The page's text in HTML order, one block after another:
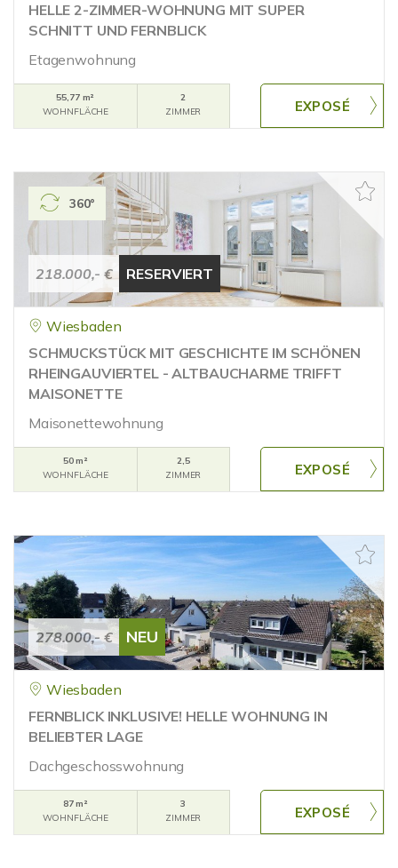
HELLE 2-ZIMMER-WOHNUNG MIT SUPER
SCHNITT UND FERNBLICK
Etagenwohnung
55,77 m²
WOHNFLÄCHE
2
ZIMMER
218.000,- € RESERVIERT
360°
Wiesbaden
SCHMUCKSTÜCK MIT GESCHICHTE IM SCHÖNEN
RHEINGAUVIERTEL - ALTBAUCHARME TRIFFT
MAISONETTE
Maisonettewohnung
50 m²
WOHNFLÄCHE
2,5
ZIMMER
278.000,- € NEU
Wiesbaden
FERNBLICK INKLUSIVE! HELLE WOHNUNG IN
BELIEBTER LAGE
Dachgeschosswohnung
87 m²
WOHNFLÄCHE
3
ZIMMER